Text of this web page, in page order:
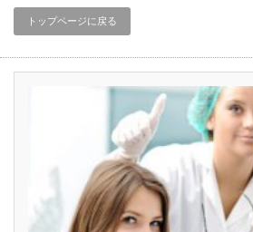
トップページに戻る